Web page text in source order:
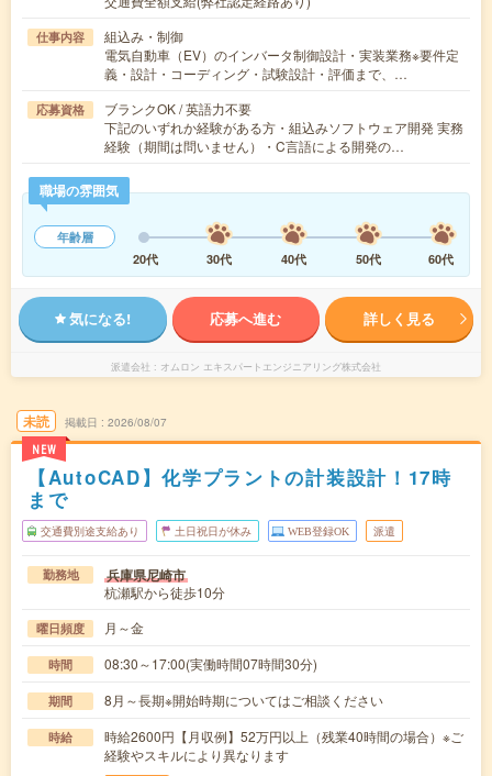
仕事内容
組込み・制御
電気自動車（EV）のインバータ制御設計・実装業務※要件定
義・設計・コーディング・試験設計・評価まで、…
応募資格
ブランクOK / 英語力不要
下記のいずれか経験がある方・組込みソフトウェア開発 実務
経験（期間は問いません）・C言語による開発の…
職場の雰囲気
年齢層
20代
30代 40代 50代 60代
気になる! 応募へ進む 詳しく見る
派遣会社 オムロン エキスパートエンジニアリング株式会社
未読
NEW
掲載日 2026/08/07
【AutoCAD】化学プラントの計装設計！17時
まで
交通費別途支給あり 土日祝日が休み WEB登録OK 派遣
勤務地 兵庫県尼崎市
杭瀬駅から徒歩10分
曜日頻度 月～金
時間 08:30～17:00(実働時間07時間30分)
期間 8月～長期※開始時期についてはご相談ください
時給
時給2600円【月収例】52万円以上（残業40時間の場合）※ご
経験やスキルにより異なります